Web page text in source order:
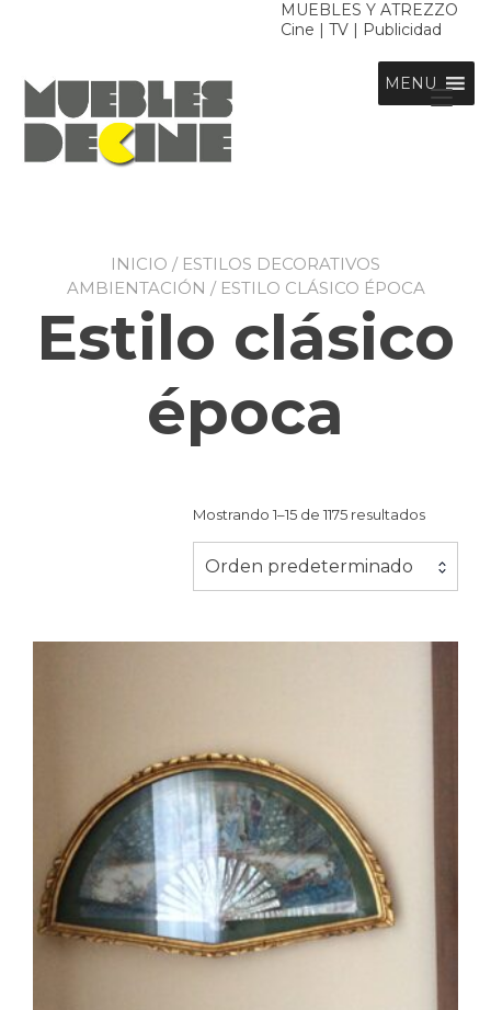
MUEBLES Y ATREZZO
Cine | TV | Publicidad
MENU
INICIO / ESTILOS DECORATIVOS
AMBIENTACIÓN / ESTILO CLÁSICO ÉPOCA
Estilo clásico
época
Mostrando 1–15 de 1175 resultados
Orden predeterminado